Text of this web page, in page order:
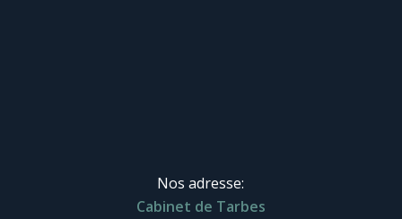
Nos adresse:
Cabinet de Tarbes